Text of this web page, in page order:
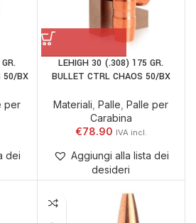
50/BX
per
dei
LEHIGH 30 (.308) 175 GR.
BULLET CTRL CHAOS 50/BX
Materiali ,Palle ,Palle per
Carabina
€78.90
Aggiungi alla lista dei
desideri